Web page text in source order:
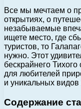
Все мы мечтаем о
открытиях, о
незабываемые
ищете место, где
туристов, то
нужно. Этот
бескрайнего
для любителей
и уникальных
Содержание